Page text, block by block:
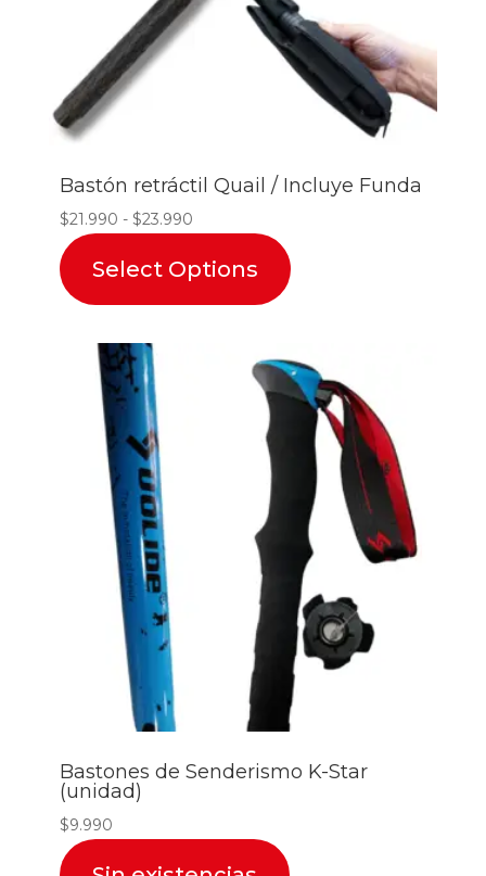
Bastón retráctil Quail / Incluye Funda
$21.990 - $23.990Rango
precios:
desde
Select Options
Bastones de Senderismo K-Star
(unidad)
$9.990